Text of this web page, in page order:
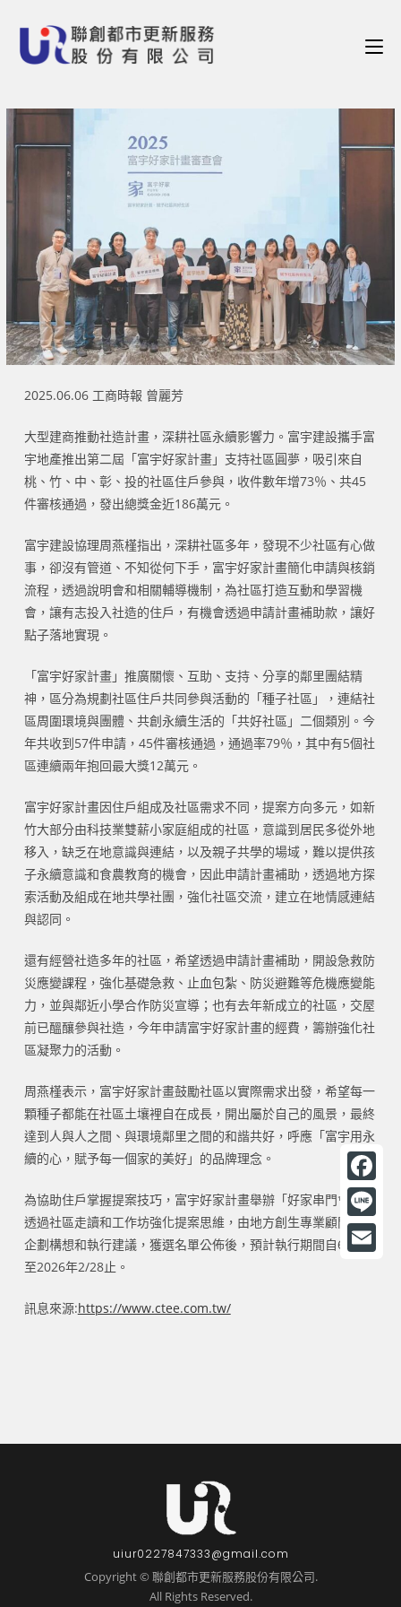
2025.06.06 工商時報 曾麗芳
大型建商推動社造計畫，深耕社區永續影響力。富宇建設攜手富
宇地產推出第二屆「富宇好家計畫」支持社區圓夢，吸引來自
桃、竹、中、彰、投的社區住戶參與，收件數年增73％、共45
件審核通過，發出總獎金近186萬元。
富宇建設協理周燕槿指出，深耕社區多年，發現不少社區有心做
事，卻沒有管道、不知從何下手，富宇好家計畫簡化申請與核銷
流程，透過說明會和相關輔導機制，為社區打造互動和學習機
會，讓有志投入社造的住戶，有機會透過申請計畫補助款，讓好
點子落地實現。
「富宇好家計畫」推廣關懷、互助、支持、分享的鄰里團結精
神，區分為規劃社區住戶共同參與活動的「種子社區」，連結社
區周圍環境與團體、共創永續生活的「共好社區」二個類別。今
年共收到57件申請，45件審核通過，通過率79％，其中有5個社
區連續兩年抱回最大獎12萬元。
富宇好家計畫因住戶組成及社區需求不同，提案方向多元，如新
竹大部分由科技業雙薪小家庭組成的社區，意識到居民多從外地
移入，缺乏在地意識與連結，以及親子共學的場域，難以提供孩
子永續意識和食農教育的機會，因此申請計畫補助，透過地方探
索活動及組成在地共學社團，強化社區交流，建立在地情感連結
與認同。
還有經營社造多年的社區，希望透過申請計畫補助，開設急救防
災應變課程，強化基礎急救、止血包紮、防災避難等危機應變能
力，並與鄰近小學合作防災宣導；也有去年新成立的社區，交屋
前已醞釀參與社造，今年申請富宇好家計畫的經費，籌辦強化社
區凝聚力的活動。
周燕槿表示，富宇好家計畫鼓勵社區以實際需求出發，希望每一
顆種子都能在社區土壤裡自在成長，開出屬於自己的風景，最終
達到人與人之間、與環境鄰里之間的和諧共好，呼應「富宇用永
續的心，賦予每一個家的美好」的品牌理念。
為協助住戶掌握提案技巧，富宇好家計畫舉辦「好家串門會」，
透過社區走讀和工作坊強化提案思維，由地方創生專業顧問提供
企劃構想和執行建議，獲選名單公佈後，預計執行期間自6/16起
至2026年2/28止。
訊息來源:https://www.ctee.com.tw/
uiur0227847333@gmail.com
Copyright © 聯創都市更新服務股份有限公司.
All Rights Reserved.
F
a
c
L